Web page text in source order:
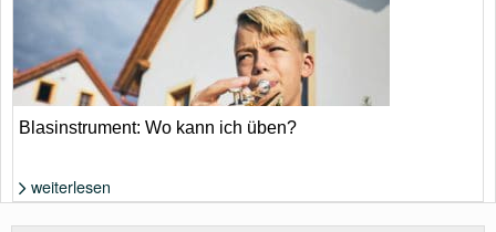
Blasinstrument: Wo kann ich üben?
weiterlesen